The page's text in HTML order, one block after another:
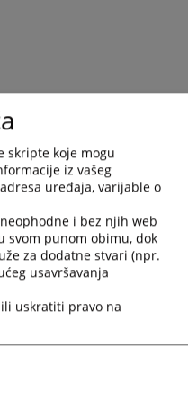
skripte koje mogu
iz vašeg
uređaja, varijable o
i bez njih web
svom punom obimu, dok
za dodatne stvari (npr.
usavršavanja
uskratiti pravo na